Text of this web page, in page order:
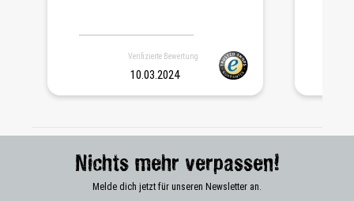
Verifizierte Bewertung
10.03.2024
Nichts mehr verpassen!
Melde dich jetzt für unseren Newsletter an.